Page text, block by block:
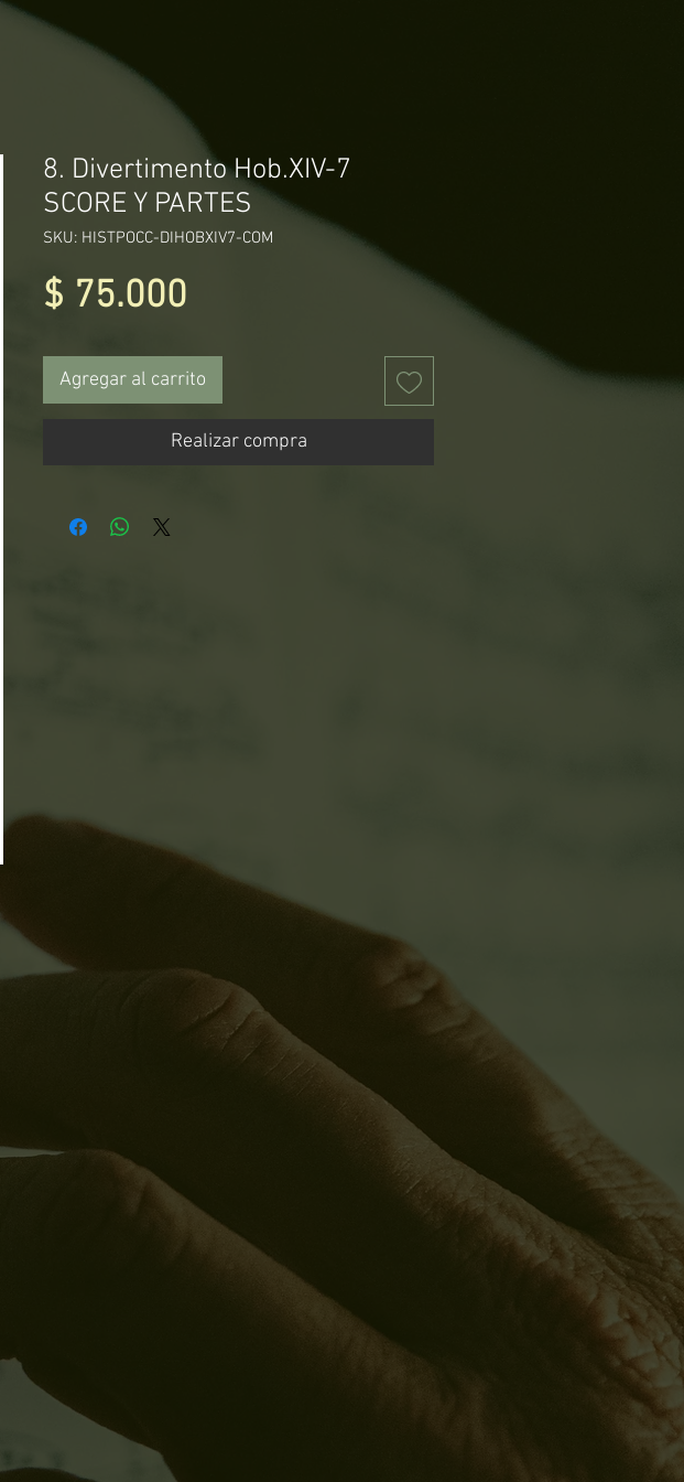
8. Divertimento Hob.XIV-7
SCORE Y PARTES
SKU: HISTPOCC-DIHOBXIV7-COM
$ 75.000
Agregar al carrito
Realizar compra